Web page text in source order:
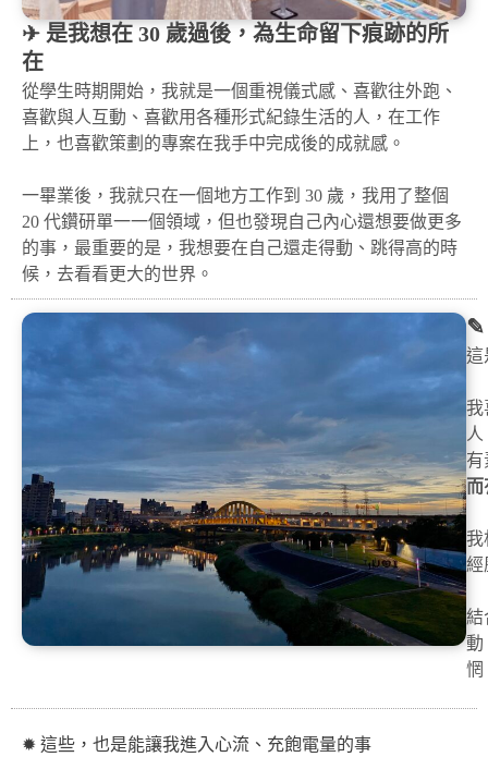
✈ 是我想在 30 歲過後，為生命留下痕跡的所
在
從學生時期開始，我就是一個重視儀式感、喜歡往外跑、
喜歡與人互動、喜歡用各種形式紀錄生活的人，在工作
上，也喜歡策劃的專案在我手中完成後的成就感。
一畢業後，我就只在一個地方工作到 30 歲，我用了整個
20 代鑽研單一一個領域，但也發現自己內心還想要做更多
的事，最重要的是，我想要在自己還走得動、跳得高的時
候，去看看更大的世界。
✎
這
我
有
而
我
經
結
動
惘
✹ 這些，也是能讓我進入心流、充飽電量的事